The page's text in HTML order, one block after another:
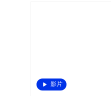
影片